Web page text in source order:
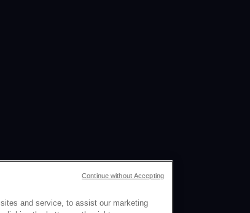
and service, to assist our marketing
Continue without Accepting